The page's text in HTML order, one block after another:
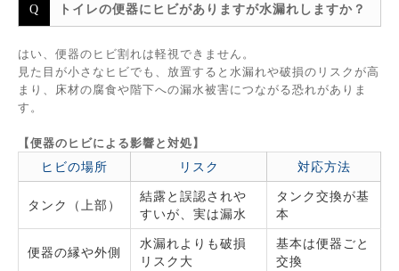
トイレの便器にヒビがありますが水漏れしますか？
はい、便器のヒビ割れは軽視できません。
見た目が小さなヒビでも、放置すると水漏れや破損のリスクが高
まり、床材の腐食や階下への漏水被害につながる恐れがありま
す。
【便器のヒビによる影響と対処】
ヒビの場所 リスク 対応方法
タンク（上部）
結露と誤認されや
すいが、実は漏水
タンク交換が基
本
便器の縁や外側
水漏れよりも破損
リスク大
基本は便器ごと
交換